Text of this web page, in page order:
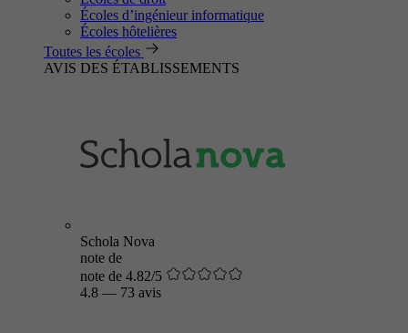
Écoles d’ingénieur informatique
Écoles hôtelières
Toutes les écoles
AVIS DES ÉTABLISSEMENTS
Schola Nova
note de
note de 4.82/5
4.8 — 73 avis